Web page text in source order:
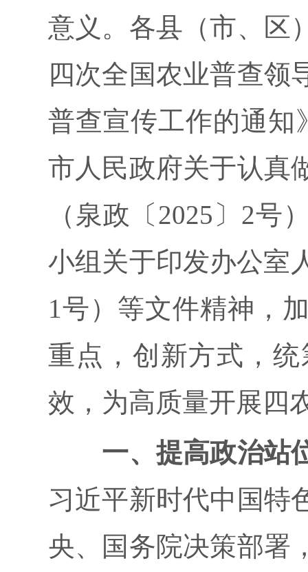
意义。各县（市、区
四次全国农业普查领
普查宣传工作的通知
市人民政府关于认真
（泉政〔2025〕2号
小组关于印发办公室
1号）等文件精神，
重点，创新方式，
效，为高质量开展四
一、提高政治站
习近平新时代中国特
央、国务院决策部署